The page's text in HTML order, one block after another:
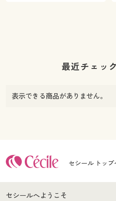
最近チェッ
表示できる商品がありません。
セシール トッ
セシールへようこそ